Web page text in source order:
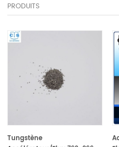
PRODUITS
Tungstène